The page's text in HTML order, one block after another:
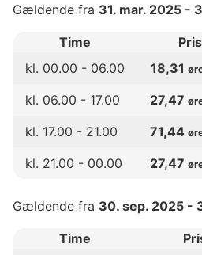
Gældende fra 31. mar. 2025 -
Time
Pris
kl. 00.00 - 06.00 18,31
kl. 06.00 - 17.00 27,47
kl. 17.00 - 21.00 71,44
kl. 21.00 - 00.00 27,47
Gældende fra 30. sep. 2025 -
Time